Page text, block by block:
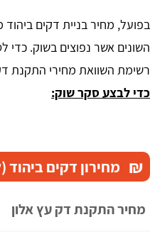
בפועל, מחיר בניית דקים
השונים אשר נפוצים בשוק. כדי
רשימת השוואת מחירי התקנת
כדי לבצע סקר שוק:
₪ מחירון דקים ביהוד
מחיר התקנת דק עץ אלון